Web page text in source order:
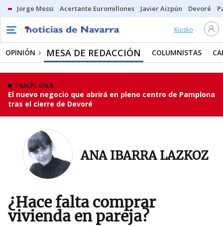
Jorge Messi Acertante Euromillones Javier Aizpún Devoré
Kiosko
OPINIÓN MESA DE REDACCIÓN COLUMNISTAS
PAMPLONA
El nuevo negocio que abrirá en pleno centro de Pamplona
tras el cierre de Devoré
ANA IBARRA LAZKOZ
¿Hace falta comprar
vivienda en pareja?